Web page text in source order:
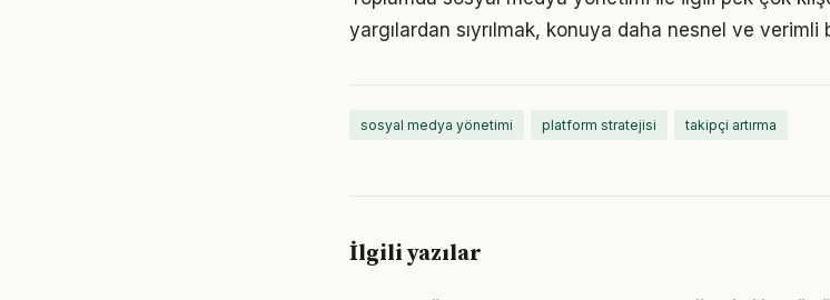
yargılardan sıyrılmak, konuya daha nesnel ve verimli
sosyal medya yönetimi platform stratejisi takipçi artırma
İlgili yazılar